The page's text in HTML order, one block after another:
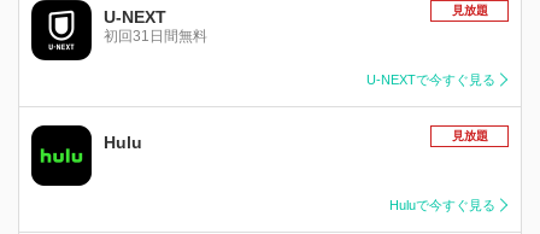
U-NEXT
初回31日間無料
見放題
U-NEXTで今すぐ見る
Hulu 見放題
Huluで今すぐ見る